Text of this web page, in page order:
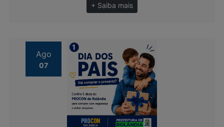
+ Saiba mais
Ago
07